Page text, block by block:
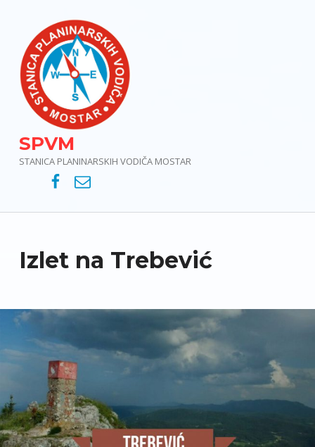
SPVM
STANICA PLANINARSKIH VODIČA MOSTAR
SPVM – Facebook
SPVM – e-mail
Izlet na Trebević